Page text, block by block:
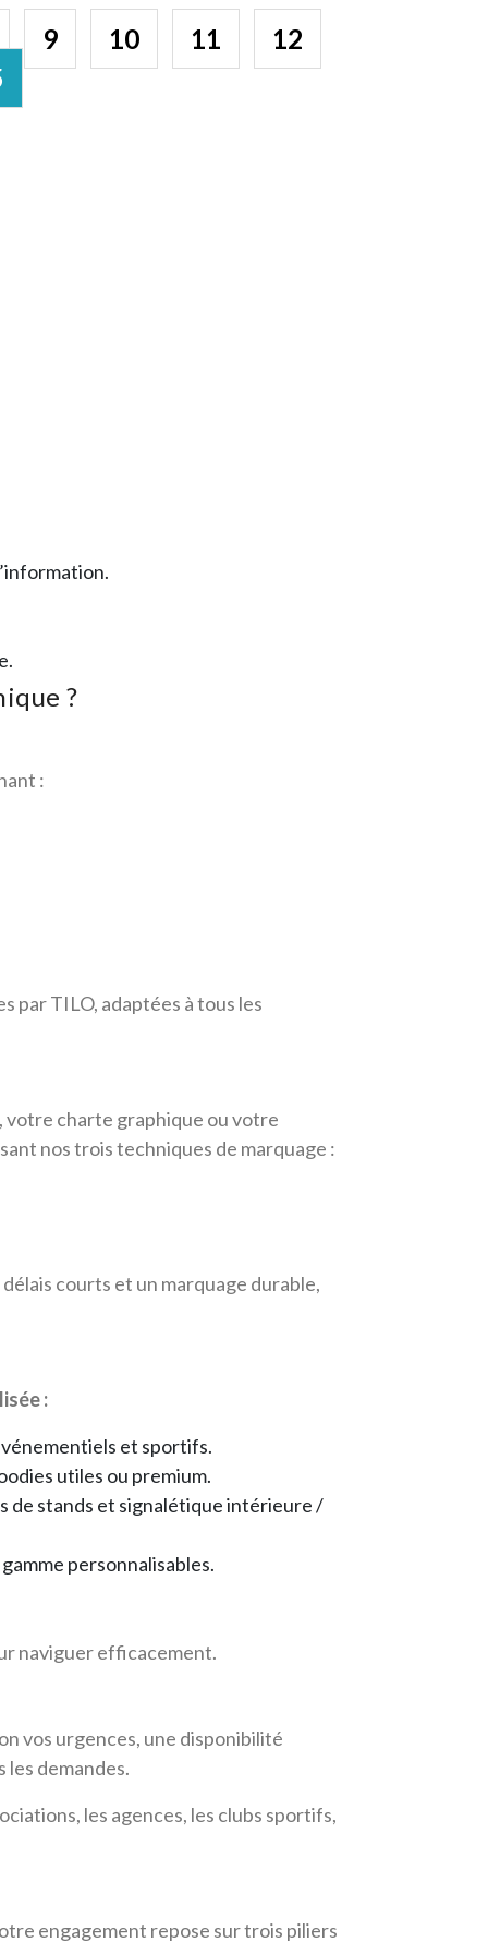
9 10 11
12
?
:
par TILO, adaptées à tous les
votre charte graphique ou votre
nos trois techniques de marquage :
courts et un marquage durable,
:
et sportifs.
utiles ou premium.
de stands et signalétique intérieure /
personnalisables.
naviguer efficacement.
vos urgences, une disponibilité
demandes.
les agences, les clubs sportifs,
engagement repose sur trois piliers